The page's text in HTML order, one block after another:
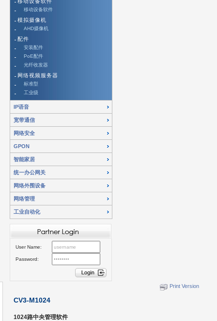
移动设备软件
模拟摄像机
AHD摄像机
配件
安装配件
PoE配件
光纤收发器
网络视频服务器
标准型
工业级
IP语音
宽带通信
网络安全
GPON
智能家居
统一办公网关
网络外围设备
网络管理
工业自动化
User Name:
Password:
Print Version
CV3-M1024
1024路中央管理软件